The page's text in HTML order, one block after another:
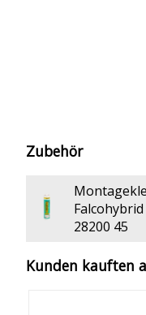
Zubehör
28200 45
Kunden kauften